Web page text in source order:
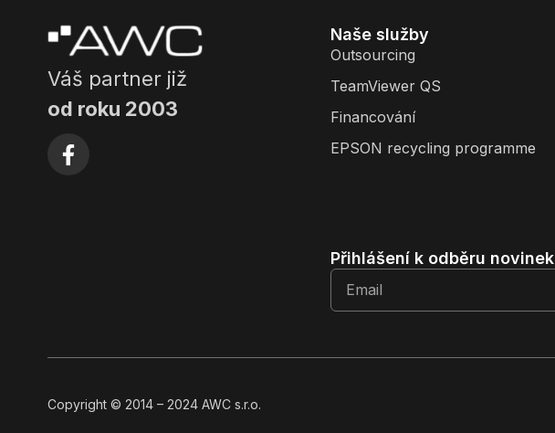
Váš partner již
od roku 2003
Naše služby
Outsourcing
TeamViewer QS
Financování
EPSON recycling programme
Přihlášení k odběru novinek
Copyright © 2014 – 2024 AWC s.r.o.